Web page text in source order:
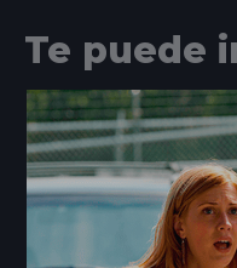
Te puede